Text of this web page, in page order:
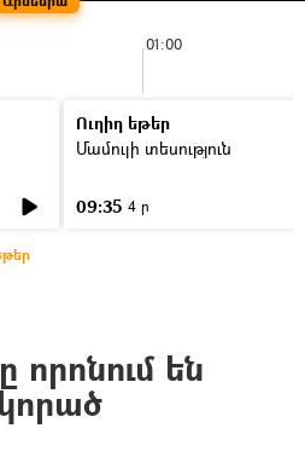
01:00
Ուղիղ եթեր
Մամուլի տեսություն
09:35 4 ր
են